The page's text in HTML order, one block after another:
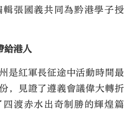
張國義共同為黔港學子授
給港人
是紅軍長征途中活動時間最
，見證了遵義會議偉大轉折
渡赤水出奇制勝的輝煌篇